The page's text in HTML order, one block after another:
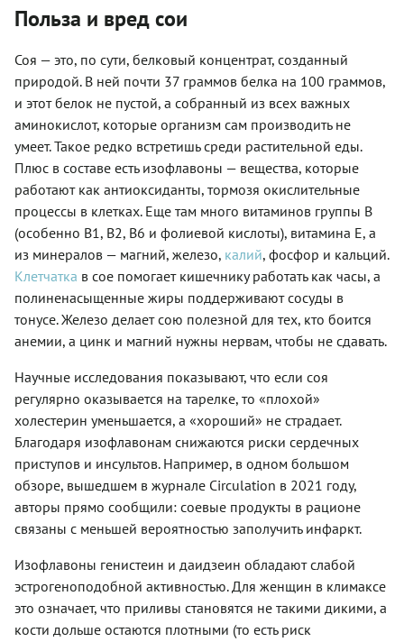
Польза и вред сои
Соя — это, по сути, белковый концентрат, созданный
природой. В ней почти 37 граммов белка на 100 граммов,
и этот белок не пустой, а собранный из всех важных
аминокислот, которые организм сам производить не
умеет. Такое редко встретишь среди растительной еды.
Плюс в составе есть изофлавоны — вещества, которые
работают как антиоксиданты, тормозя окислительные
процессы в клетках. Еще там много витаминов группы B
(особенно B1, B2, B6 и фолиевой кислоты), витамина E, а
из минералов — магний, железо, калий, фосфор и кальций.
Клетчатка в сое помогает кишечнику работать как часы, а
полиненасыщенные жиры поддерживают сосуды в
тонусе. Железо делает сою полезной для тех, кто боится
анемии, а цинк и магний нужны нервам, чтобы не сдавать.
Научные исследования показывают, что если соя
регулярно оказывается на тарелке, то «плохой»
холестерин уменьшается, а «хороший» не страдает.
Благодаря изофлавонам снижаются риски сердечных
приступов и инсультов. Например, в одном большом
обзоре, вышедшем в журнале Circulation в 2021 году,
авторы прямо сообщили: соевые продукты в рационе
связаны с меньшей вероятностью заполучить инфаркт.
Изофлавоны генистеин и даидзеин обладают слабой
эстрогеноподобной активностью. Для женщин в климаксе
это означает, что приливы становятся не такими дикими, а
кости дольше остаются плотными (то есть риск